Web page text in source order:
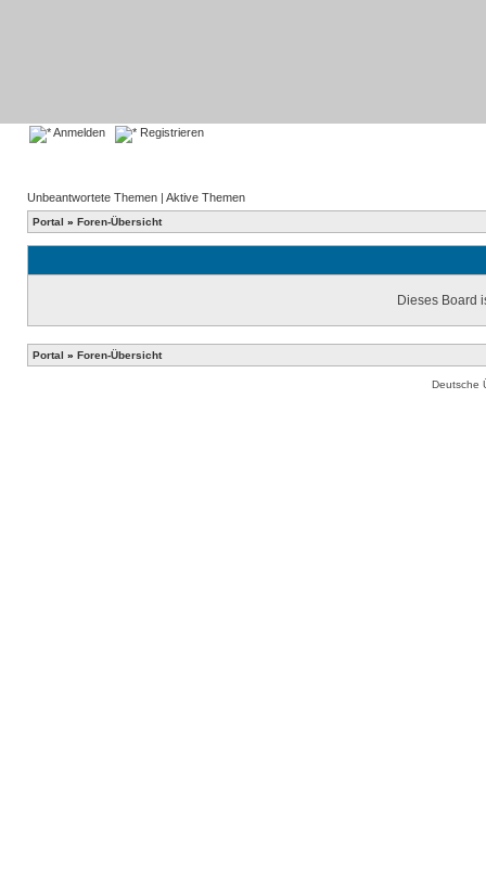
Anmelden Registrieren
Unbeantwortete Themen | Aktive Themen
Portal » Foren-Übersicht
Dieses Board
Portal » Foren-Übersicht
Deutsche